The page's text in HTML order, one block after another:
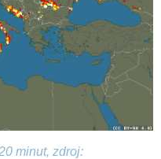
minut, zdroj: